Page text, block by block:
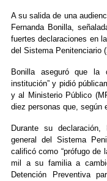
A su salida de una
Fernanda Bonilla,
fuertes declaraciones en
del Sistema Penitenciario
Bonilla aseguró que la
institución” y pidió
y al Ministerio Público
diez personas que, según
Durante su
general del Sistema
calificó como “prófugo de
mil a su familia a
Detención Preventiva